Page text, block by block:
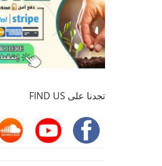
تجدنا على FIND US